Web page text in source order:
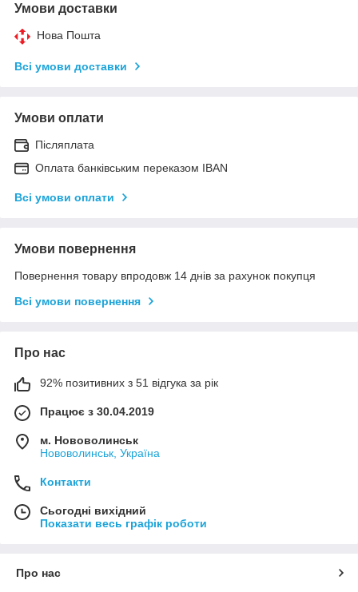
Умови доставки
Нова Пошта
Всі умови доставки
Умови оплати
Післяплата
Оплата банківським переказом IBAN
Всі умови оплати
Умови повернення
Повернення товару впродовж 14 днів за рахунок покупця
Всі умови повернення
Про нас
92% позитивних з 51 відгука за рік
Працює з 30.04.2019
м. Нововолинськ
Нововолинськ, Україна
Контакти
Сьогодні вихідний
Показати весь графік роботи
Про нас